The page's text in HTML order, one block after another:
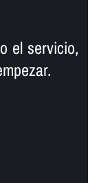
el servicio,